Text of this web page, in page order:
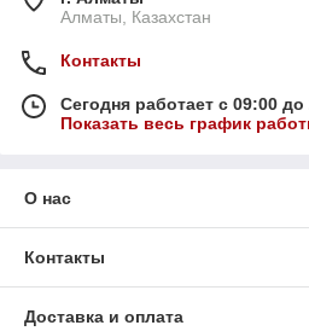
Алматы, Казахстан
Контакты
Сегодня работает с 09:00 до
Показать весь график
О нас
Контакты
Доставка и оплата